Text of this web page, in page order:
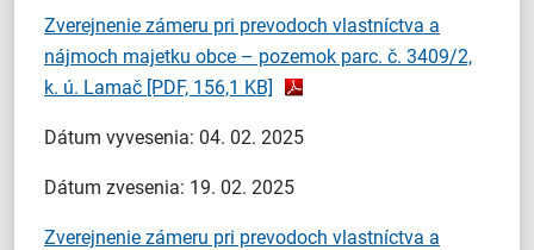
Zverejnenie zámeru pri prevodoch vlastníctva a
nájmoch majetku obce – pozemok parc. č. 3409/2,
k. ú. Lamač [PDF, 156,1 KB]
Dátum vyvesenia: 04. 02. 2025
Dátum zvesenia: 19. 02. 2025
Zverejnenie zámeru pri prevodoch vlastníctva a